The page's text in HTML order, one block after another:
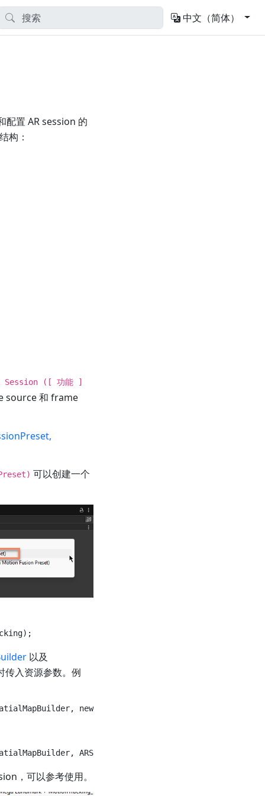
中文（简体）
配置 AR session 的
构：
Session ([ 功能 ]
source 和 frame
可以创建一个
以及
入资源参数。例
，可以参考使用。